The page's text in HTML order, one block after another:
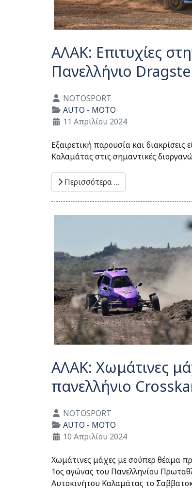
ΑΛΑΚ: Επιτυχίες
Πανελλήνιο
Λεπτομέρειες
NOTOSPORT
AUTO - MOTO
11 Απριλίου 2024
Εξαιρετική παρουσία και
Καλαμάτας στις σημαντικές
Περισσότερα …
ΑΛΑΚ: Χωμάτινες
πανελλήνιο
Λεπτομέρειες
NOTOSPORT
AUTO - MOTO
10 Απριλίου 2024
Χωμάτινες μάχες με σούπερ θέαμα
1ος αγώνας του Πανελληνίου
Αυτοκινήτου Καλαμάτας το